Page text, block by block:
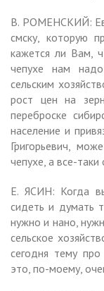
В. РОМЕНСКИЙ:
смску, которую
кажется ли Вам,
чепухе нам
сельским
рост цен на
переброске
население и
Григорьевич,
чепухе, а все-таки
Е. ЯСИН: Когда
сидеть и думать
нужно и нано,
сельское
сегодня тему
это, по-моему,